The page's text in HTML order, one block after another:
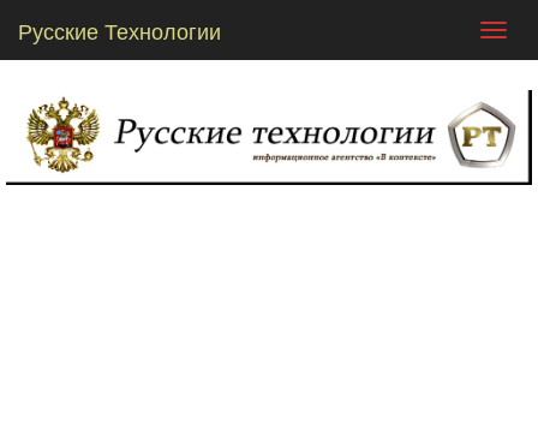
Русские Технологии